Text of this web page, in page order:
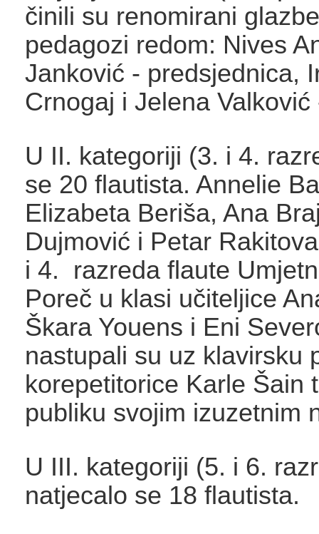
činili su renomirani
pedagozi redom: Nives
Janković - predsjednica,
Crnogaj i Jelena
U II. kategoriji (3. i 4.
se 20 flautista. Annelie
Elizabeta Beriša, Ana
Dujmović i Petar
i 4. razreda flaute
Poreč u klasi učiteljice
Škara Youens i Eni
nastupali su uz klavirsku
korepetitorice Karle Šain
publiku svojim izuzetnim
U III. kategoriji (5. i 6.
natjecalo se 18 flautista.